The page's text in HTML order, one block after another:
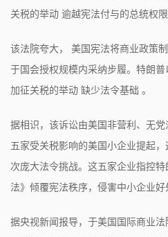
关税的举动 逾越宪法付与的总统权限
该法院夸大， 美国宪法将商业政策
于国会授权规模内采纳步履。特朗
加征关税的举动 缺少法令基础 。
据相识，该诉讼由美国非营利、无
五家受关税影响的美国小企业提起
次庞大法令挑战。这五家企业指控
法》倾覆宪法秩序，侵害中小企业好
据央视新闻报导，于美国国际商业